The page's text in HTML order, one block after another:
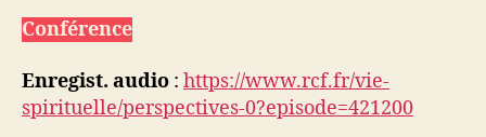
Conférence
Enregist. audio : https://www.rcf.fr/vie-
spirituelle/perspectives-0?episode=421200